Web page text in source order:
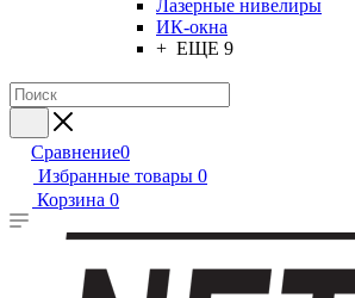
Лазерные нивелиры
ИК-окна
+ ЕЩЕ 9
Сравнение0
Избранные товары 0
Корзина 0